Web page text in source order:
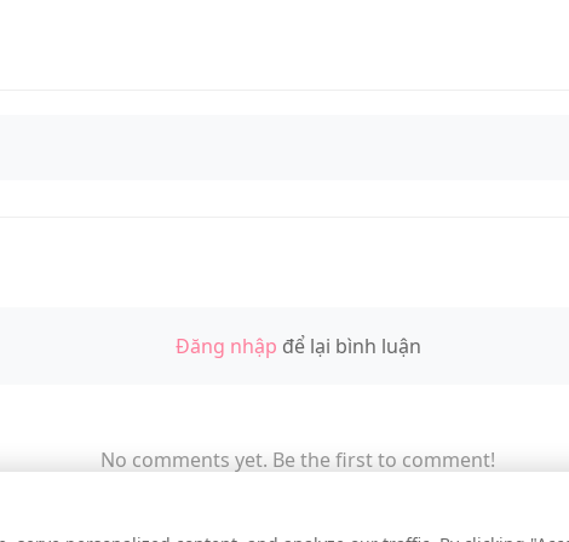
Đăng nhập để lại bình luận
No comments yet. Be the first to comment!